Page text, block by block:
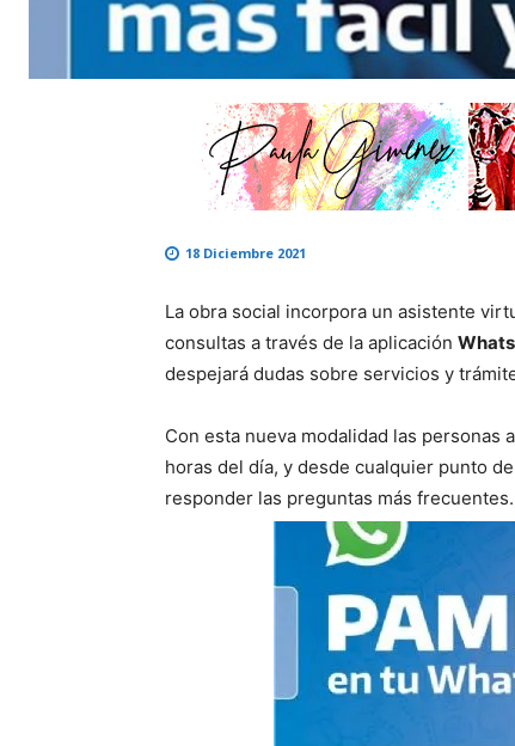
18 Diciembre 2021
La obra social incorpora un asistente
consultas a través de la aplicación
despejará dudas sobre servicios y
Con esta nueva modalidad las personas
horas del día, y desde cualquier punto
responder las preguntas más frecuentes.